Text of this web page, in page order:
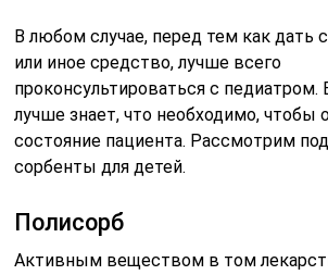
В любом случае, перед тем как дать
или иное средство, лучше всего
проконсультироваться с педиатром.
лучше знает, что необходимо, чтобы
состояние пациента. Рассмотрим
сорбенты для детей.
Полисорб
Активным веществом в том